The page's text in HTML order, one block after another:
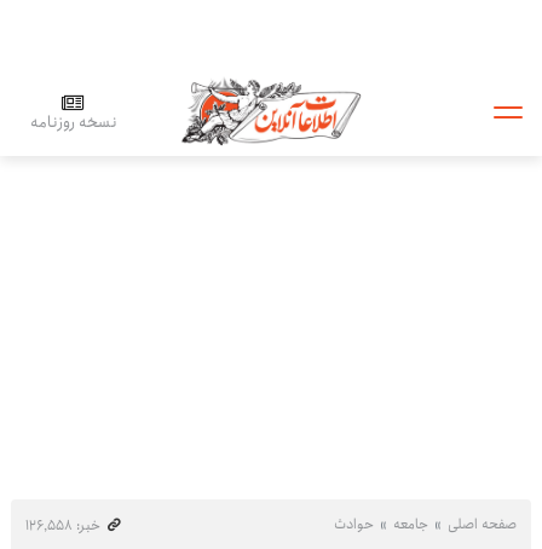
نسخه روزنامه
صفحه اصلی جامعه حوادث
خبر: ۱۲۶٬۵۵۸